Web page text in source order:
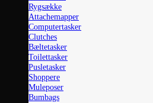
Rygsække
Attachemapper
Computertasker
Clutches
Bæltetasker
Toilettasker
Pusletasker
Shoppere
Muleposer
Bumbags